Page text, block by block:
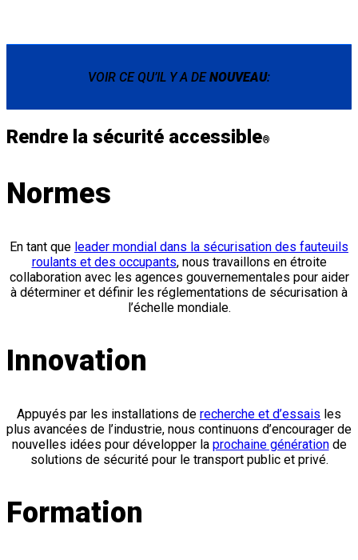
VOIR CE QU’IL Y A DENOUVEAU:
Rendre la sécurité accessible®
Normes
En tant que leader mondial dans la sécurisation des fauteuils
roulants et des occupants, nous travaillons en étroite
collaboration avec les agences gouvernementales pour aider
à déterminer et définir les réglementations de sécurisation à
l’échelle mondiale.
Innovation
Appuyés par les installations de recherche et d’essais les
plus avancées de l’industrie, nous continuons d’encourager de
nouvelles idées pour développer la prochaine générationde
solutions de sécurité pour le transport public et privé.
Formation